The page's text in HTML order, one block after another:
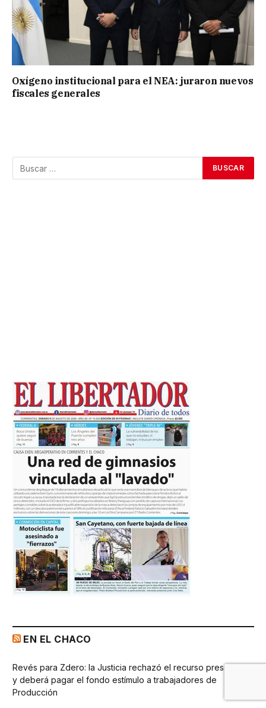
Oxígeno institucional para el NEA: juraron nuevos
fiscales generales
EN EL CHACO
Revés para Zdero: la Justicia rechazó el recurso presentado
y deberá pagar el fondo estímulo a trabajadores de
Producción